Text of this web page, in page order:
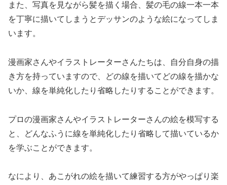
また、写真を見ながら髪を描く場合、髪の毛の線一本一本
を丁寧に描いてしまうとデッサンのような絵になってしま
います。
漫画家さんやイラストレーターさんたちは、自分自身の描
き方を持っていますので、どの線を描いてどの線を描かな
いか、線を単純化したり省略したりすることができます。
プロの漫画家さんやイラストレーターさんの絵を模写する
と、どんなふうに線を単純化したり省略して描いているか
を学ぶことができます。
なにより、あこがれの絵を描いて練習する方がやっぱり楽